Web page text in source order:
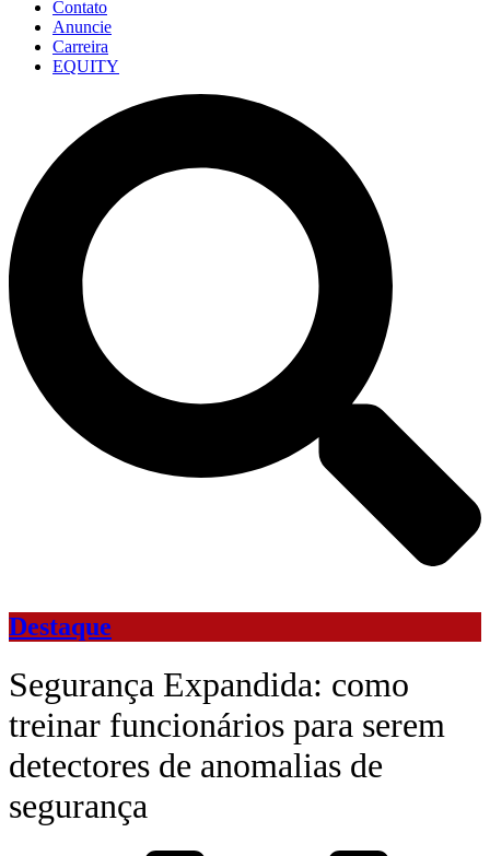
Contato
Anuncie
Carreira
EQUITY
Destaque
Segurança Expandida: como
treinar funcionários para serem
detectores de anomalias de
segurança